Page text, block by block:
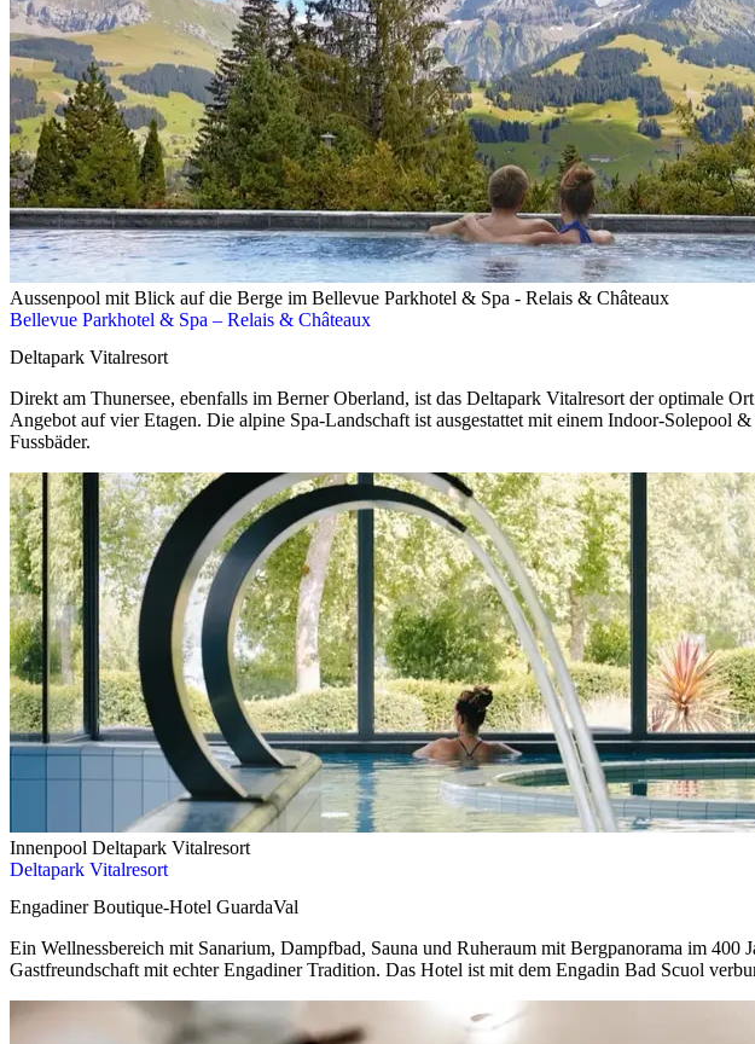
Aussenpool mit Blick auf die Berge im Bellevue Parkhotel & Spa - Relais & Châteaux
Bellevue Parkhotel & Spa – Relais & Châteaux
Deltapark Vitalresort
Direkt am Thunersee, ebenfalls im Berner Oberland, ist das Deltapark Vitalresort der optimale
Angebot auf vier Etagen. Die alpine Spa-Landschaft ist ausgestattet mit einem Indoor-Solepool
Fussbäder.
Innenpool Deltapark Vitalresort
Deltapark Vitalresort
Engadiner Boutique-Hotel GuardaVal
Ein Wellnessbereich mit Sanarium, Dampfbad, Sauna und Ruheraum mit Bergpanorama im
Gastfreundschaft mit echter Engadiner Tradition. Das Hotel ist mit dem Engadin Bad Scuol